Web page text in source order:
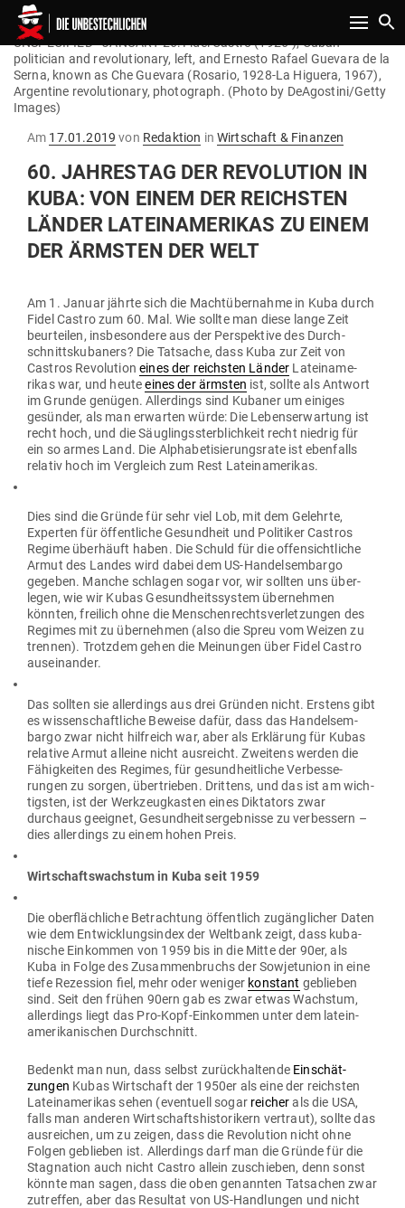
Toggle
UNSPECIFIED - JANUARY 26: Fidel Castro (1926-), Cuban
politician and revolutionary, left, and Ernesto Rafael Guevara de la
Serna, known as Che Guevara (Rosario, 1928-La Higuera, 1967),
Argentine revolutionary, photograph. (Photo by DeAgostini/Getty
Images)
Am Gepostet
17.01.2019 von Redaktion in Wirtschaft & Finanzen
60. JAH­RESTAG DER REVO­LUTION IN
KUBA: VON EINEM DER REICHSTEN
LÄNDER LATEIN­AME­RIKAS ZU EINEM
DER ÄRMSTEN DER WELT
Am 1. Januar jährte sich die Macht­über­nahme in Kuba durch
Fidel Castro zum 60. Mal. Wie sollte man diese lange Zeit
beur­teilen, ins­be­sondere aus der Per­spektive des Durch­
schnitts­ku­baners? Die Tat­sache, dass Kuba zur Zeit von
Castros Revo­lutioneines der reichsten Länder Latein­ame­
rikas war, und heuteeines der ärmsten ist, sollte als Antwort
im Grunde genügen. Aller­dings sind Kubaner um einiges
gesünder, als man erwarten würde: Die Lebens­er­wartung ist
recht hoch, und die Säug­lings­sterb­lichkeit recht niedrig für
ein so armes Land. Die Alpha­be­ti­sie­rungsrate ist eben­falls
relativ hoch im Ver­gleich zum Rest Lateinamerikas.
Dies sind die Gründe für sehr viel Lob, mit dem Gelehrte,
Experten für öffent­liche Gesundheit und Poli­tiker Castros
Regime über­häuft haben. Die Schuld für die offen­sicht­liche
Armut des Landes wird dabei dem US-Han­dels­em­bargo
gegeben. Manche schlagen sogar vor, wir sollten uns über­
legen, wie wir Kubas Gesund­heits­system über­nehmen
könnten, freilich ohne die Men­schen­rechts­ver­let­zungen des
Regimes mit zu über­nehmen (also die Spreu vom Weizen zu
trennen). Trotzdem gehen die Mei­nungen über Fidel Castro
auseinander.
Das sollten sie aller­dings aus drei Gründen nicht. Erstens gibt
es wis­sen­schaft­liche Beweise dafür, dass das Han­dels­em­
bargo zwar nicht hilf­reich war, aber als Erklärung für Kubas
relative Armut alleine nicht aus­reicht. Zweitens werden die
Fähig­keiten des Regimes, für gesund­heit­liche Ver­bes­se­
rungen zu sorgen, über­trieben. Drittens, und das ist am wich­
tigsten, ist der Werk­zeug­kasten eines Dik­tators zwar
durchaus geeignet, Gesund­heits­er­geb­nisse zu ver­bessern –
dies aller­dings zu einem hohen Preis.
Wirt­schafts­wachstum in Kuba seit 1959
Die ober­fläch­liche Betrachtung öffentlich zugäng­licher Daten
wie dem Ent­wick­lungs­index der Weltbank zeigt, dass kuba­
nische Ein­kommen von 1959 bis in die Mitte der 90er, als
Kuba in Folge des Zusam­men­bruchs der Sowjet­union in eine
tiefe Rezession fiel, mehr oder weniger kon­stant geblieben
sind. Seit den frühen 90ern gab es zwar etwas Wachstum,
aller­dings liegt das Pro-Kopf-Ein­kommen unter dem latein­
ame­ri­ka­ni­schen Durchschnitt.
Bedenkt man nun, dass selbst zurück­hal­tende Ein­schät­
zungen Kubas Wirt­schaft der 1950er als eine der reichsten
Latein­ame­rikas sehen (even­tuell sogar reicherals die USA,
falls man anderen Wirt­schafts­his­to­rikern ver­traut), sollte das
aus­reichen, um zu zeigen, dass die Revo­lution nicht ohne
Folgen geblieben ist. Aller­dings darf man die Gründe für die
Sta­gnation auch nicht Castro allein zuschieben, denn sonst
könnte man sagen, dass die oben genannten Tat­sachen zwar
zutreffen, aber das Resultat von US-Hand­lungen und nicht